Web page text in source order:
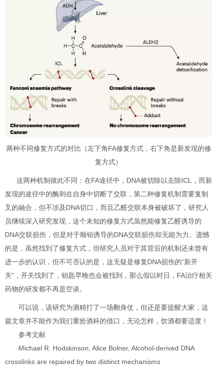
两种不同修复方式的对比（左下角FA修复方式，右下角是新发现的修
复方式）
这两种机制彼此不同：在FA途径中，DNA被切除以去除ICL，而新
发现的途径中的酶则在自身中切断了交联，第二种修复机制需要复制
叉的融合，但不涉及DNA切口，而且乙醛交联本身被破坏了，研究人
员继续深入研究发现，这个未知的修复方式虽然能修复乙醛诱导的
DNA交联损伤，但是对于顺铂诱导的DNA交联损伤却无能为力。遗憾
的是，虽然找到了修复方式，但研究人员对于其背后的机制还未曾有
进一步的认识，但不可否认的是，这无疑是修复DNA损伤的“新开
关”，开关找到了，钥匙早晚也会被找到，那么假以时日，FA治疗相关
药物的研发都不再是空谈。
可以说，该研究为酒精打了一场翻身仗，但还是要提醒大家，这
篇文章并不能作为我们重拾酒杯的借口，无论怎样，饮酒都要适度！
参考文献
Michael R. Hodskinson, Alice Bolner, Alcohol-derived DNA
crosslinks are repaired by two distinct mechanisms